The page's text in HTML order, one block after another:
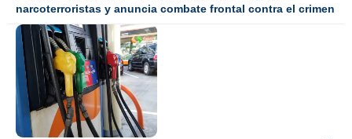
narcoterroristas y anuncia combate frontal contra el crimen